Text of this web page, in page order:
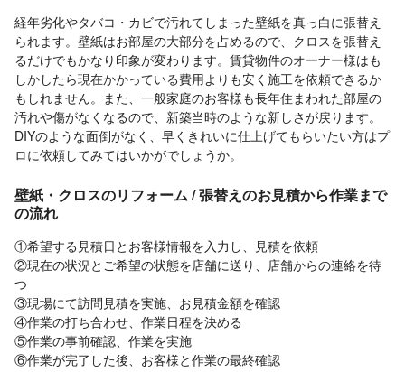
経年劣化やタバコ・カビで汚れてしまった壁紙を真っ白に張替え
られます。壁紙はお部屋の大部分を占めるので、クロスを張替え
るだけでもかなり印象が変わります。賃貸物件のオーナー様はも
しかしたら現在かかっている費用よりも安く施工を依頼できるか
もしれません。また、一般家庭のお客様も長年住まわれた部屋の
汚れや傷がなくなるので、新築当時のような新しさが戻ります。
DIYのような面倒がなく、早くきれいに仕上げてもらいたい方はプ
ロに依頼してみてはいかがでしょうか。
壁紙・クロスのリフォーム / 張替えのお見積から作業まで
の流れ
①希望する見積日とお客様情報を入力し、見積を依頼
②現在の状況とご希望の状態を店舗に送り、店舗からの連絡を待
つ
③現場にて訪問見積を実施、お見積金額を確認
④作業の打ち合わせ、作業日程を決める
⑤作業の事前確認、作業を実施
⑥作業が完了した後、お客様と作業の最終確認